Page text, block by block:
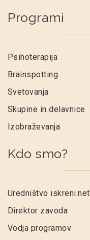
Programi
Psihoterapija
Brainspotting
Svetovanja
Skupine in delavnice
Izobraževanja
Kdo smo?
Uredništvo iskreni.net
Direktor zavoda
Vodja programov